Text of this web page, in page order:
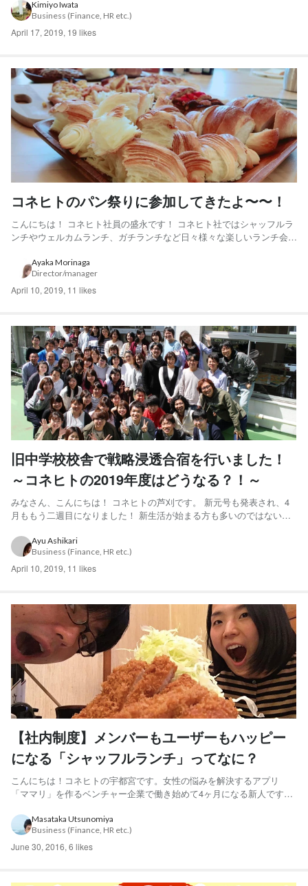
イ） 私幸せそうな顔してるな。 渋谷や新宿、東京駅エリアならお店
選びに困ることないのですが、 いかんせんコネヒトオ...
Kimiyo Iwata
Business (Finance, HR etc.)
April 17, 2019, 19 likes
コネヒトのパン祭りに参加してきたよ〜〜！
こんにちは！ コネヒト社員の盛永です！ コネヒト社ではシャッフルラ
ンチやウェルカムランチ、ガチランチなど日々様々な楽しいランチ会が
てきたのでご紹介します（＾Ｏ＾） きっかけは、人事部長からのゆ
る〜いお誘い。 なんと、あの乃が美の「生」食パンがごそっと...
Ayaka Morinaga
Director/manager
April 10, 2019, 11 likes
旧中学校校舎で戦略浸透合宿を行いました！
～コネヒトの2019年度はどうなる？！～
みなさん、こんにちは！ コネヒトの芦刈です。 新元号も発表され、4
月ももう二週目になりました！ 新生活が始まる方も多いのではないで
ネヒトでは4月5日（金）に全社合宿を行いました！ ここでは4月1日に
発表された各部署の目的や戦略をメンバ‐皆に納得...
Ayu Ashikari
Business (Finance, HR etc.)
April 10, 2019, 11 likes
【社内制度】メンバーもユーザーもハッピー
になる「シャッフルランチ」ってなに？
こんにちは！コネヒトの宇都宮です。女性の悩みを解決するアプリ
「ママリ」を作るベンチャー企業で働き始めて4ヶ月になる新人です！
いな！」と思うことをご紹介していきます。社内の様子が、少しでも
皆さんに伝わればいいなあと思いますm(。。)m コネヒトの社内制...
Masataka Utsunomiya
Business (Finance, HR etc.)
June 30, 2016, 6 likes